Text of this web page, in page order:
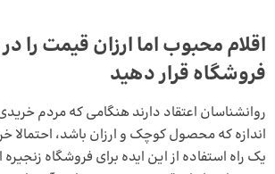
اقلام محبوب اما ارزان قیمت را
فروشگاه قرار دهید
روانشناسان اعتقاد دارند هنگامی که مردم
اندازه که محصول کوچک و ارزان باشد، احتمالا
یک راه استفاده از این ایده برای فروشگاه زنجیره‌